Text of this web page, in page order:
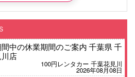
中の休業期間のご案内 千葉県 千
店
100円レンタカー 千葉花見川
2026年08月08日